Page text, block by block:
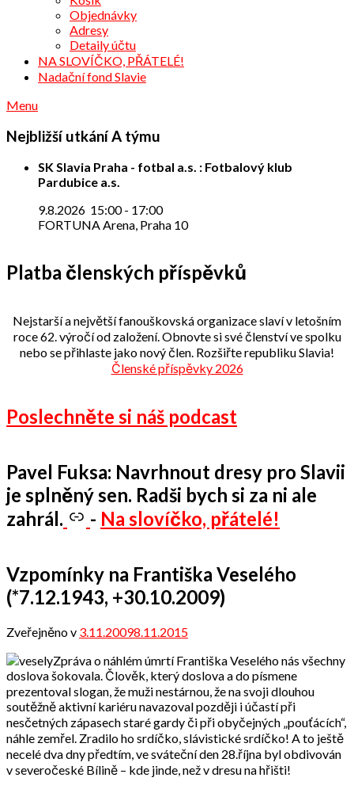
Objednávky
Adresy
Detaily účtu
NA SLOVÍČKO, PŘÁTELÉ!
Nadační fond Slavie
Menu
Nejbližší utkání A týmu
SK Slavia Praha - fotbal a.s. : Fotbalový klub
Pardubice a.s.
9.8.2026 15:00- 17:00
FORTUNA Arena, Praha 10
Platba členských příspěvků
Nejstarší a největší fanouškovská organizace slaví v letošním
roce 62. výročí od založení. Obnovte si své členství ve spolku
nebo se přihlaste jako nový člen. Rozšiřte republiku Slavia!
Členské příspěvky 2026
Poslechněte si náš podcast
Pavel Fuksa: Navrhnout dresy pro Slavii
je splněný sen. Radši bych si za ni ale
zahrál.
- Na slovíčko, přátelé!
Vzpomínky na Františka Veselého
(*7.12.1943, +30.10.2009)
Zveřejněno v 3.11.20098.11.2015
Zpráva o náhlém úmrtí Františka Veselého nás všechny
doslova šokovala. Člověk, který doslova a do písmene
prezentoval slogan, že muži nestárnou, že na svoji dlouhou
soutěžně aktivní kariéru navazoval později i účastí při
nesčetných zápasech staré gardy či při obyčejných „pouťácích“,
náhle zemřel. Zradilo ho srdíčko, slávistické srdíčko! A to ještě
necelé dva dny předtím, ve sváteční den 28.října byl obdivován
v severočeské Bílině – kde jinde, než v dresu na hřišti!